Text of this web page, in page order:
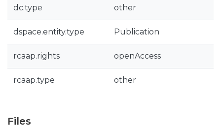
dc.type other
dspace.entity.type Publication
rcaap.rights openAccess
rcaap.type other
Files